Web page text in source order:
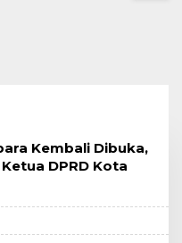
Kembali Dibuka,
DPRD Kota